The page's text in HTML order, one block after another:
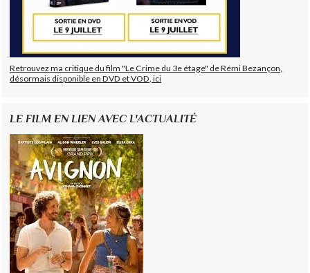
Retrouvez ma critique du film "Le Crime du 3e étage" de Rémi Bezançon,
désormais disponible en DVD et VOD, ici
LE FILM EN LIEN AVEC L'ACTUALITÉ